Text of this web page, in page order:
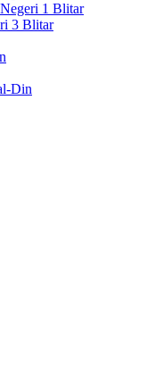
1 Blitar
3 Blitar
Din